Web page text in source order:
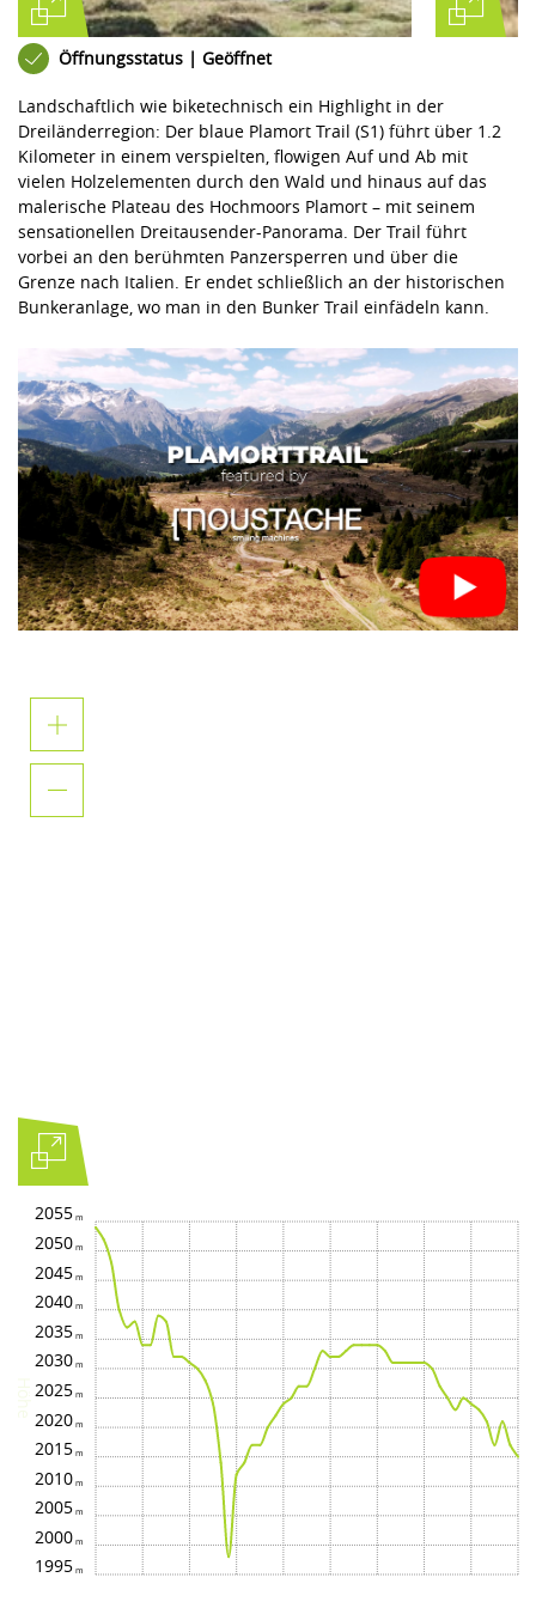
Öffnungsstatus | Geöffnet
Landschaftlich wie biketechnisch ein Highlight in der
Dreiländerregion: Der blaue Plamort Trail (S1) führt über 1.2
Kilometer in einem verspielten, flowigen Auf und Ab mit
vielen Holzelementen durch den Wald und hinaus auf das
malerische Plateau des Hochmoors Plamort – mit seinem
sensationellen Dreitausender-Panorama. Der Trail führt
vorbei an den berühmten Panzersperren und über die
Grenze nach Italien. Er endet schließlich an der historischen
Bunkeranlage, wo man in den Bunker Trail einfädeln kann.
1995
2000
2005
2010
2015
2020
2025
2030
2035
2040
2045
2050
2055